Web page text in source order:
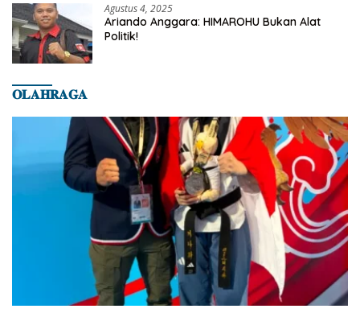
Agustus 4, 2025
Ariando Anggara: HIMAROHU Bukan Alat
Politik!
𝐎𝐋𝐀𝐇𝐑𝐀𝐆𝐀